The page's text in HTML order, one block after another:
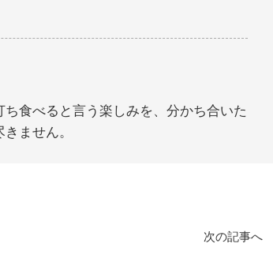
食べると言う楽しみを、分かち合いた
ません。
次の記事へ